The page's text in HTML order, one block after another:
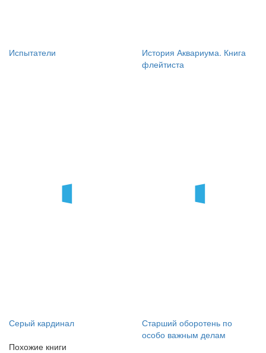
Испытатели
История Аквариума. Книга
флейтиста
Серый кардинал
Старший оборотень по
особо важным делам
Похожие книги